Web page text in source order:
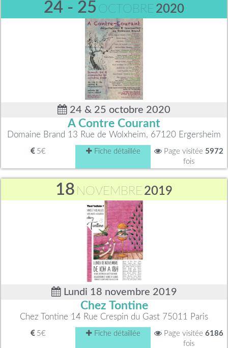
24 - 25 OCTOBRE 2020
24 & 25 octobre 2020
A Contre Courant
Domaine Brand 13 Rue de Wolxheim, 67120 Ergersheim
5€ Fiche détaillée Page visitée 5972
fois
18 NOVEMBRE 2019
Lundi 18 novembre 2019
Chez Tontine
Chez Tontine 14 Rue Crespin du Gast 75011 Paris
5€ Fiche détaillée Page visitée 6186
fois